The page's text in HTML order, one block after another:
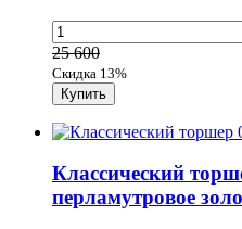
25 600
Скидка 13%
Классический
перламутровое